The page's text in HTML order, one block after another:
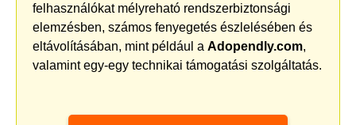
felhasználókat mélyreható rendszerbiztonsági
elemzésben, számos fenyegetés észlelésében és
eltávolításában, mint például a Adopendly.com,
valamint egy-egy technikai támogatási szolgáltatás.